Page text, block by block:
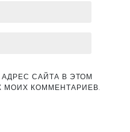
САЙТА В ЭТОМ
МОИХ КОММЕНТАРИЕВ.